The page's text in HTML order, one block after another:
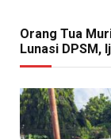
Orang Tua
Lunasi DPSM,